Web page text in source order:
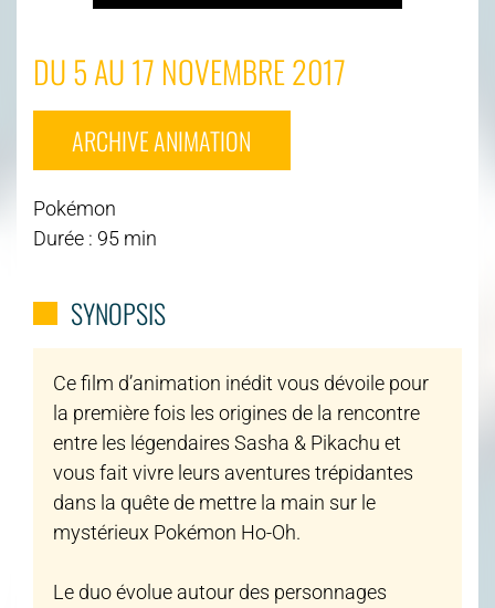
DU 5 AU 17 NOVEMBRE 2017
ARCHIVE ANIMATION
Pokémon
Durée : 95 min
SYNOPSIS
Ce film d’animation inédit vous dévoile pour
la première fois les origines de la rencontre
entre les légendaires Sasha & Pikachu et
vous fait vivre leurs aventures trépidantes
dans la quête de mettre la main sur le
mystérieux Pokémon Ho-Oh.
Le duo évolue autour des personnages